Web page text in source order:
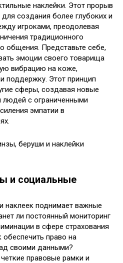
наклейки. Этот прорыв
создания более глубоких и
игроками, преодолевая
традиционного
общения. Представьте себе,
эмоции своего товарища
вибрацию на коже,
поддержку. Этот принцип
сферы, создавая новые
с ограниченными
эмпатии в
и социальные
наклеек поднимает важные
ли постоянный мониторинг
в сфере страхования
обеспечить право на
своими данными?
правовые рамки и